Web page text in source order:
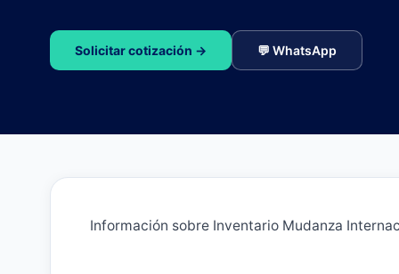
Solicitar cotización → 💬 WhatsApp
Información sobre Inventario Mudanza